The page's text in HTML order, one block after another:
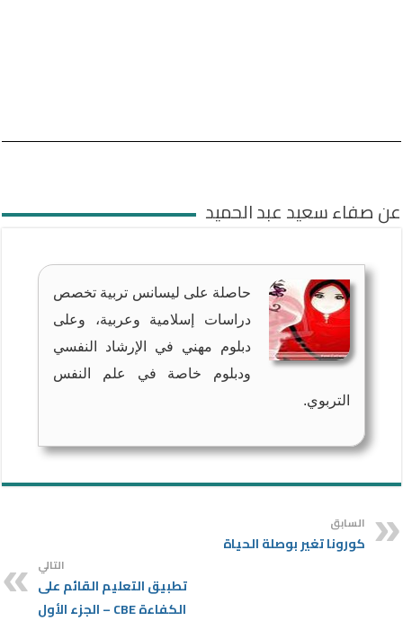
عن صفاء سعيد عبد الحميد
حاصلة على ليسانس تربية تخصص
دراسات إسلامية وعربية، وعلى
دبلوم مهني في الإرشاد النفسي
ودبلوم خاصة في علم النفس
التربوي.
السابق
كورونا تغير بوصلة الحياة
التالي
تطبيق التعليم القائم على
الكفاءة CBE – الجزء الأول